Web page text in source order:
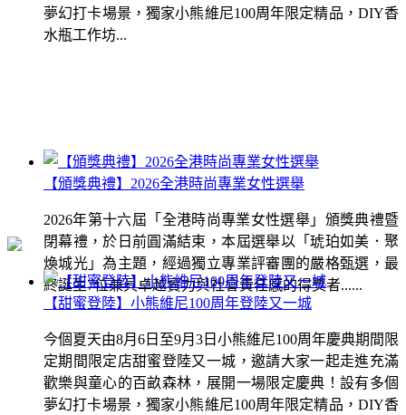
夢幻打卡場景，獨家小熊維尼100周年限定精品，DIY香
水瓶工作坊...
【頒獎典禮】2026全港時尚專業女性選舉
2026年第十六屆「全港時尚專業女性選舉」頒獎典禮暨
閉幕禮，於日前圓滿結束，本屆選舉以「琥珀如美．聚
煥城光」為主題，經過獨立專業評審團的嚴格甄選，最
終誕生7位兼具卓越實力與社會責任感的得獎者......
【甜蜜登陸】小熊維尼100周年登陸又一城
今個夏天由8月6日至9月3日小熊維尼100周年慶典期間限
定期間限定店甜蜜登陸又一城，邀請大家一起走進充滿
歡樂與童心的百畝森林，展開一場限定慶典！設有多個
夢幻打卡場景，獨家小熊維尼100周年限定精品，DIY香